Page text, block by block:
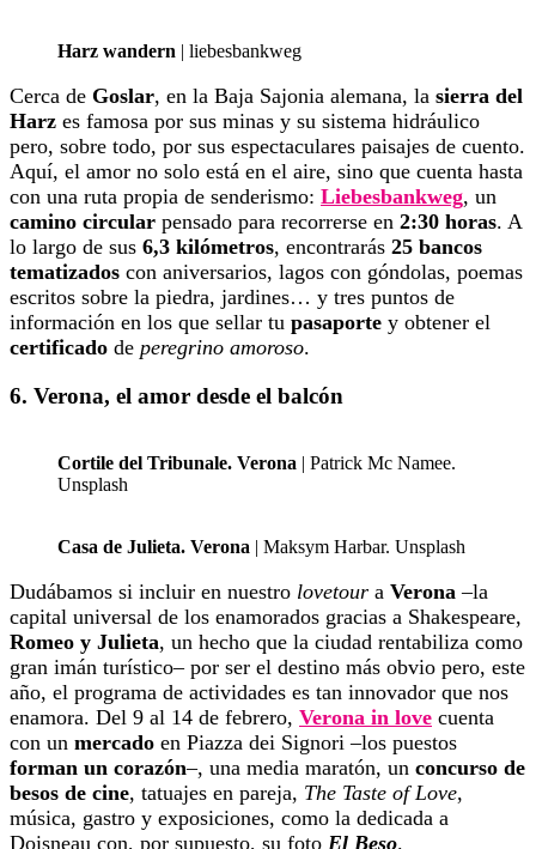
Harz wandern | liebesbankweg
Cerca de Goslar, en la Baja Sajonia alemana, la sierra del
Harz es famosa por sus minas y su sistema hidráulico
pero, sobre todo, por sus espectaculares paisajes de cuento.
Aquí, el amor no solo está en el aire, sino que cuenta hasta
con una ruta propia de senderismo: Liebesbankweg, un
camino circular pensado para recorrerse en 2:30 horas. A
lo largo de sus 6,3 kilómetros, encontrarás 25 bancos
tematizados con aniversarios, lagos con góndolas, poemas
escritos sobre la piedra, jardines… y tres puntos de
información en los que sellar tu pasaporte y obtener el
certificado de peregrino amoroso.
6. Verona, el amor desde el balcón
Cortile del Tribunale. Verona | Patrick Mc Namee.
Unsplash
Casa de Julieta. Verona | Maksym Harbar. Unsplash
Dudábamos si incluir en nuestro lovetour a Verona –la
capital universal de los enamorados gracias a Shakespeare,
Romeo y Julieta, un hecho que la ciudad rentabiliza como
gran imán turístico– por ser el destino más obvio pero, este
año, el programa de actividades es tan innovador que nos
enamora. Del 9 al 14 de febrero, Verona in love cuenta
con un mercado en Piazza dei Signori –los puestos
forman un corazón–, una media maratón, un concurso de
besos de cine, tatuajes en pareja, The Taste of Love,
música, gastro y exposiciones, como la dedicada a
Doisneau con, por supuesto, su foto El Beso.